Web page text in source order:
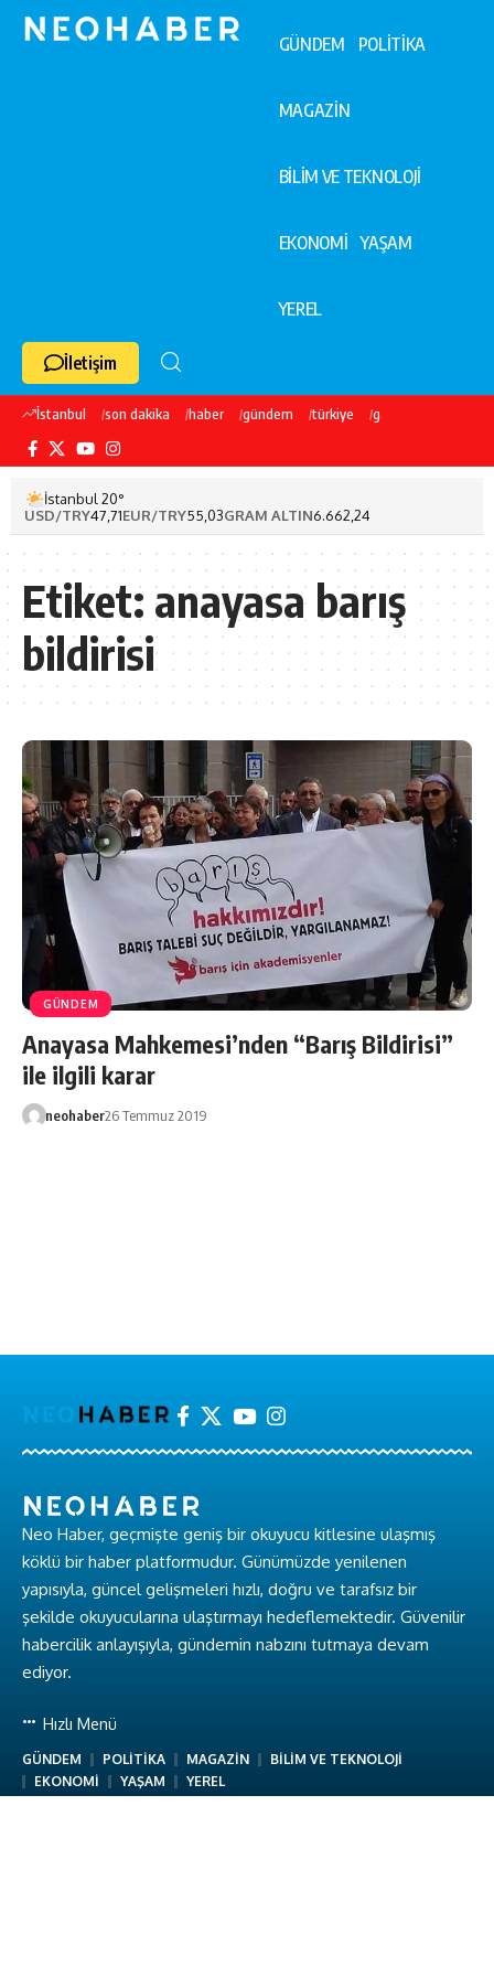
GÜNDEM POLİTİKA
MAGAZİN
BİLİM VE TEKNOLOJİ
EKONOMİ YAŞAM
YEREL
İletişim
İstanbul son dakika haber gündem türkiye galatasaray
İstanbul 20°
USD/TRY47,71EUR/TRY55,03GRAM ALTIN6.662,24
Etiket: anayasa barış
bildirisi
GÜNDEM
Anayasa Mahkemesi’nden “Barış Bildirisi”
ile ilgili karar
neohaber26 Temmuz 2019
Neo Haber, geçmişte geniş bir okuyucu kitlesine ulaşmış
köklü bir haber platformudur. Günümüzde yenilenen
yapısıyla, güncel gelişmeleri hızlı, doğru ve tarafsız bir
şekilde okuyucularına ulaştırmayı hedeflemektedir. Güvenilir
habercilik anlayışıyla, gündemin nabzını tutmaya devam
ediyor.
Hızlı Menü
GÜNDEM POLİTİKA MAGAZİN
BİLİM VE TEKNOLOJİ
EKONOMİ
YAŞAM YEREL